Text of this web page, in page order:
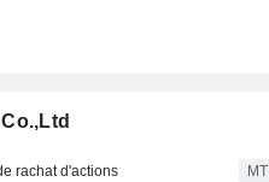
rachat d'actions MT